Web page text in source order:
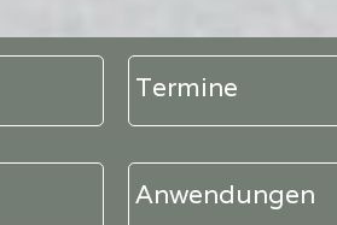
Termine
Anwendungen